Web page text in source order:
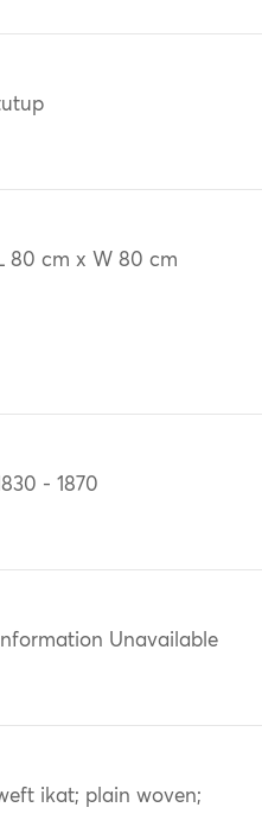
80 cm x W 80 cm
- 1870
Information Unavailable
ikat; plain woven;